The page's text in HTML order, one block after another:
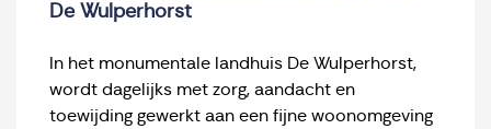
De Wulperhorst
In het monumentale landhuis De Wulperhorst,
wordt dagelijks met zorg, aandacht en
toewijding gewerkt aan een fijne woonomgeving